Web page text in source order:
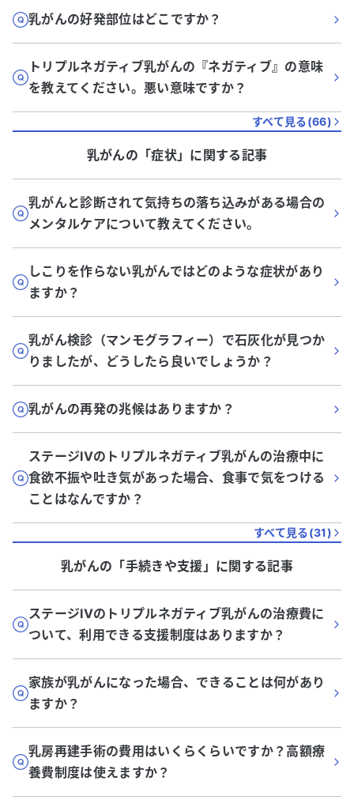
乳がんの好発部位はどこですか？
トリプルネガティブ乳がんの『ネガティブ』の意味
を教えてください。悪い意味ですか？
すべて見る(66)
乳がんの「症状」に関する記事
乳がんと診断されて気持ちの落ち込みがある場合の
メンタルケアについて教えてください。
しこりを作らない乳がんではどのような症状があり
ますか？
乳がん検診（マンモグラフィー）で石灰化が見つか
りましたが、どうしたら良いでしょうか？
乳がんの再発の兆候はありますか？
ステージIVのトリプルネガティブ乳がんの治療中に
食欲不振や吐き気があった場合、食事で気をつける
ことはなんですか？
すべて見る(31)
乳がんの「手続きや支援 」に関する記事
ステージIVのトリプルネガティブ乳がんの治療費に
ついて、利用できる支援制度はありますか？
家族が乳がんになった場合、できることは何があり
ますか？
乳房再建手術の費用はいくらくらいですか？高額療
養費制度は使えますか？